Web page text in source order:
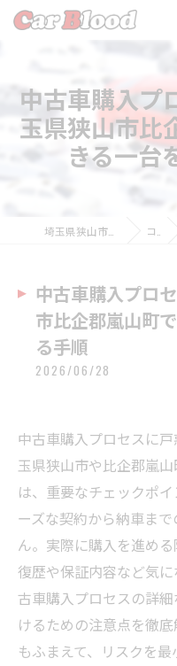
中古車購入プ
玉県狭山市比
きる一台
コラム
中古車購入プロ
市比企郡嵐山町
る手順
2026/06/28
中古車購入プロセスに
玉県狭山市や比企郡嵐
は、重要なチェックポ
ーズな契約から納車ま
ん。実際に購入を進め
復歴や保証内容など気
古車購入プロセスの詳
けるための注意点を徹
もふまえて、リスクを